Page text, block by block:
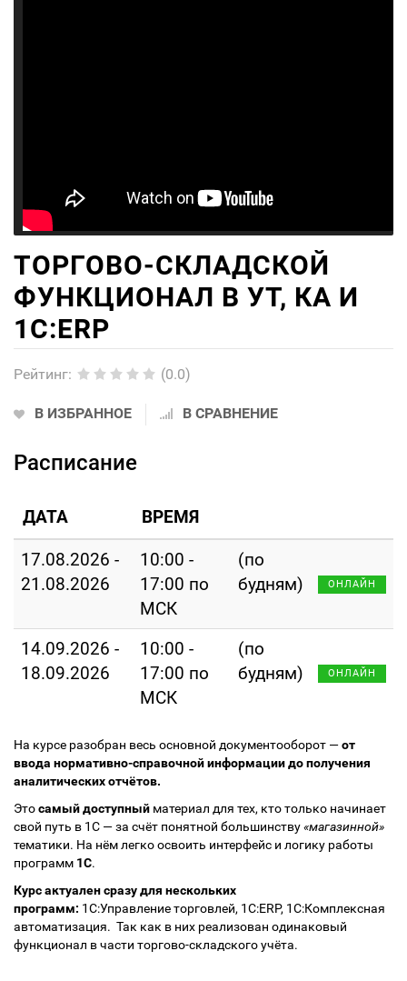
ТОРГОВО-СКЛАДСКОЙ
ФУНКЦИОНАЛ В УТ, КА И
1С:ERP
Рейтинг: (0.0)
В ИЗБРАННОЕ В СРАВНЕНИЕ
Расписание
ДАТА ВРЕМЯ
17.08.2026 -
21.08.2026
10:00 -
17:00 по
МСК
(по
будням)
ОНЛАЙН
14.09.2026 -
18.09.2026
10:00 -
17:00 по
МСК
(по
будням)
ОНЛАЙН
На курсе разобран весь основной документооборот —от
ввода нормативно-справочной информации до получения
аналитических отчётов.
Этосамый доступный материал для тех, кто только начинает
свой путь в 1С — за счёт понятной большинству«магазинной»
тематики. На нём легко освоить интерфейс и логику работы
программ 1С.
Курс актуален сразу для нескольких
программ: 1С:Управление торговлей, 1С:ERP, 1С:Комплексная
автоматизация. Так как в них реализован одинаковый
функционал в части торгово-складского учёта.